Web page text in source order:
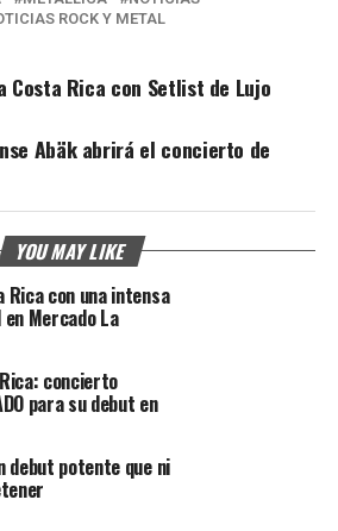
ROCK Y METAL
Costa Rica con Setlist de Lujo
Abäk abrirá el concierto de
YOU MAY LIKE
Rica con una intensa
Mercado La
concierto
para su debut en
debut potente que ni